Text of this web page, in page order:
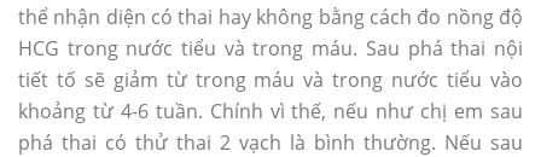
thể nhận diện có thai hay không bằng cách đo nồng độ
HCG trong nước tiểu và trong máu. Sau phá thai nội
tiết tố sẽ giảm từ trong máu và trong nước tiểu vào
khoảng từ 4-6 tuần. Chính vì thế, nếu như chị em sau
phá thai có thử thai 2 vạch là bình thường. Nếu sau